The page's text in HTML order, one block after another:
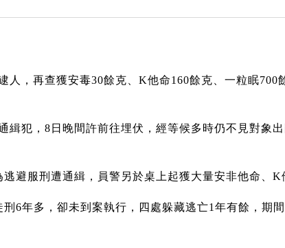
，再查獲安毒30餘克、K他命160餘克、一粒眠
犯，8日晚間許前往埋伏，經等候多時仍不見對象
避服刑遭通緝，員警另於桌上起獲大量安非他命、K
6年多，卻未到案執行，四處躲藏逃亡1年有餘，期